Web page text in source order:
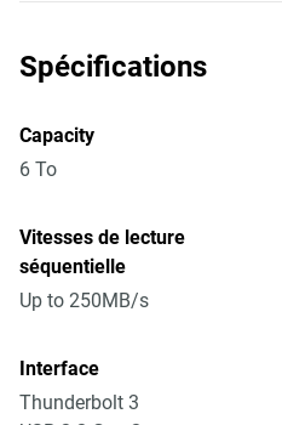
Spécifications
Capacity
6 To
Vitesses de lecture
séquentielle
Up to 250MB/s
Interface
Thunderbolt 3